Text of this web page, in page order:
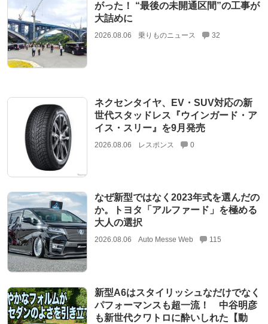
がった！ “最後の未開通区間”の工事が
大詰めに
2026.08.06 乗りものニュース 32
ネクセンタイヤ、EV・SUV対応の新
世代スタッドレス『ウインガード・ア
イス・スリー』を9月発売
2026.08.06 レスポンス 0
なぜ新型ではなく2023年式を選んだの
か。トヨタ「アルファード」を極める
大人の選択
2026.08.06 Auto Messe Web 115
新型A6はスタイリッシュなだけでなく
パフォーマンスも超一流！ 中谷明彦
も新世代クワトロに酔いしれた【動